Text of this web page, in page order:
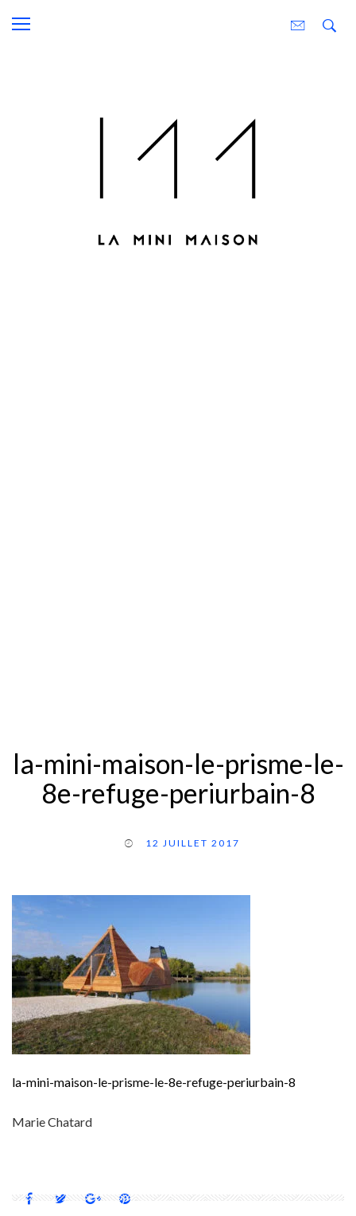
la-mini-maison-le-prisme-le-
8e-refuge-periurbain-8
12 JUILLET 2017
la-mini-maison-le-prisme-le-8e-refuge-periurbain-8
Marie Chatard